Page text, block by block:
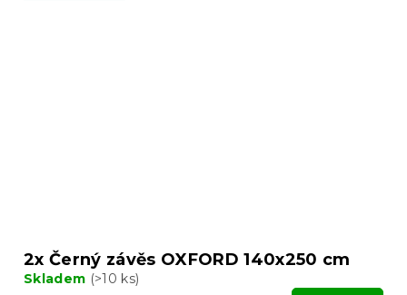
2x Černý závěs OXFORD 140x250 cm
Skladem (>10 ks)